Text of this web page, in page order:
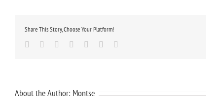
Share This Story, Choose Your Platform!
Facebook
TwitterLinkedinGoogle+
TumblrPinterest
About the Author: Montse